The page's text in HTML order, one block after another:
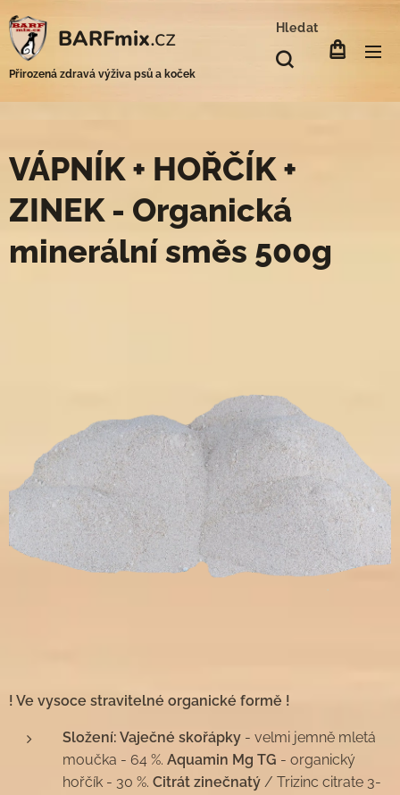
BARFmix.cz
Přirozená zdravá výživa psů a koček
Hledat
VÁPNÍK + HOŘČÍK +
ZINEK - Organická
minerální směs 500g
! Ve vysoce stravitelné organické formě !
Složení: Vaječné skořápky - velmi jemně mletá
moučka - 64 %. Aquamin Mg TG - organický
hořčík - 30 %. Citrát zinečnatý / Trizinc citrate 3-